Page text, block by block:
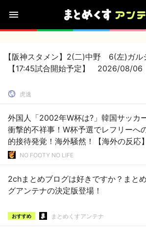
【阪神スタメン】2(二)中野 6(左)ガ
【17:45試合開始予定】 2026/08/06
虎速
外国人「2002年W杯は?」韓国サッカ
衝撃的不祥事！W杯予選でレフリーへ
的接待発覚！海外騒然！【海外の反応】
NO FOOTY NO LIFE
2chまとめブログは好きですか？まと
グアンテナの決定版登場！
おすすめ まとめくすアンテナ